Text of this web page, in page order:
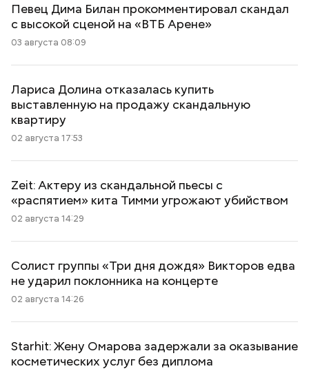
Певец Дима Билан прокомментировал скандал
с высокой сценой на «ВТБ Арене»
03 августа 08:09
Лариса Долина отказалась купить
выставленную на продажу скандальную
квартиру
02 августа 17:53
Zeit: Актеру из скандальной пьесы с
«распятием» кита Тимми угрожают убийством
02 августа 14:29
Солист группы «Три дня дождя» Викторов едва
не ударил поклонника на концерте
02 августа 14:26
Starhit: Жену Омарова задержали за оказывание
косметических услуг без диплома